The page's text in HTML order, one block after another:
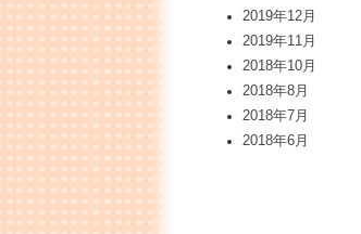
2019年12月
2019年11月
2018年10月
2018年8月
2018年7月
2018年6月